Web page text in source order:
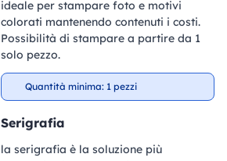
ideale per stampare foto e motivi
colorati mantenendo contenuti i costi.
Possibilità di stampare a partire da 1
solo pezzo.
Quantità minima: 1 pezzi
Serigrafia
la serigrafia è la soluzione più